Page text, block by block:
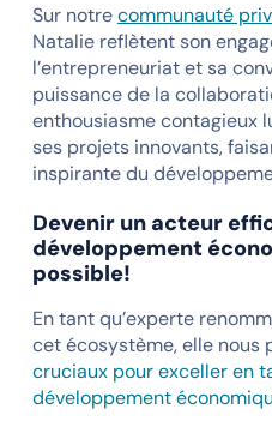
Sur notrecommunauté
Natalie reflètent son
l’entrepreneuriat et sa
puissance de la
enthousiasme contagieux
ses projets innovants,
inspirante du
Devenir un acteur
développement
possible!
En tant qu’experte
cet écosystème, elle nous
cruciaux pour exceller en
développement